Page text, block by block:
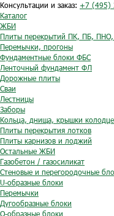
Консультации и заказ: +7 (495)
Каталог
ЖБИ
Плиты перекрытий ПК, ПБ,
Перемычки, прогоны
Фундаментные блоки ФБС
Ленточный фундамент ФЛ
Дорожные плиты
Сваи
Лестницы
Заборы
Кольца, днища, крышки
Плиты перекрытия лотков
Плиты карнизов и лоджий
Остальные ЖБИ
Газобетон / газосиликат
Стеновые и перегородочные
U-образные блоки
Перемычки
Дугообразные блоки
O-образные блоки